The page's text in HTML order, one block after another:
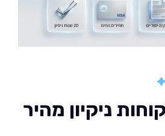
ניקיון מהיר